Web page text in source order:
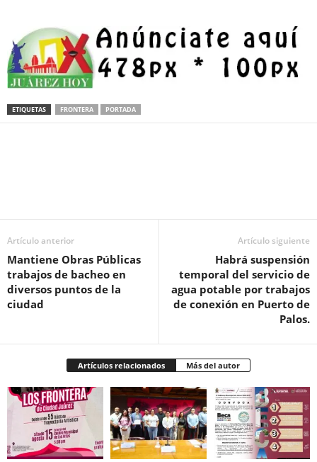
ETIQUETAS FRONTERA PORTADA
Artículo anterior
Mantiene Obras Públicas
trabajos de bacheo en
diversos puntos de la
ciudad
Artículo siguiente
Habrá suspensión
temporal del servicio de
agua potable por trabajos
de conexión en Puerto de
Palos.
Artículos relacionados Más del autor